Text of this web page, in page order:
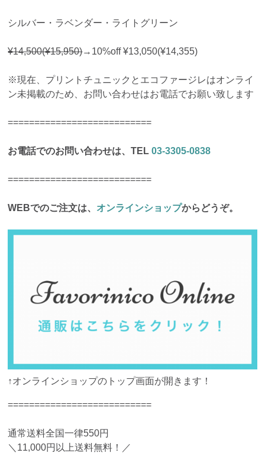
シルバー・ラベンダー・ライトグリーン
¥14,500(¥15,950)→10%off ¥13,050(¥14,355)
※現在、プリントチュニックとエコファージレはオンライ
ン未掲載のため、お問い合わせはお電話でお願い致します
===========================
お電話でのお問い合わせは、TEL03-3305-0838
===========================
WEBでのご注文は、 オンラインショップからどうぞ。
↑オンラインショップのトップ画面が開きます！
===========================
通常送料全国一律550円
＼11,000円以上送料無料！／